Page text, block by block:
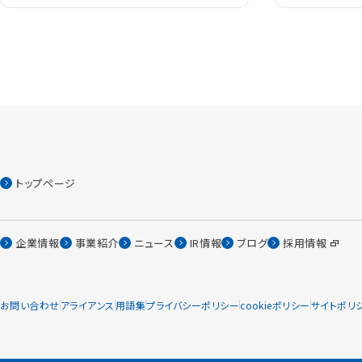
トップページ
企業情報 事業紹介 ニュース IR情報 ブログ 採用情報
お問い合わせアライアンス 用語集プライバシーポリシーcookieポリシーサイトポリ